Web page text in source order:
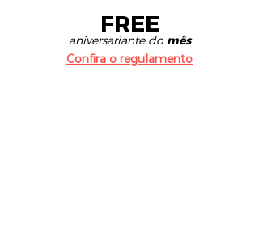
FREE
aniversariante do mês
Confira o regulamento